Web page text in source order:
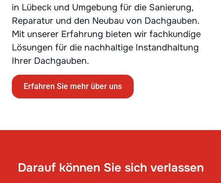
in Lübeck und Umgebung für die Sanierung,
Reparatur und den Neubau von Dachgauben.
Mit unserer Erfahrung bieten wir fachkundige
Lösungen für die nachhaltige Instandhaltung
Ihrer Dachgauben.
Erfahren Sie mehr über uns
Darauf können Sie sich verlassen